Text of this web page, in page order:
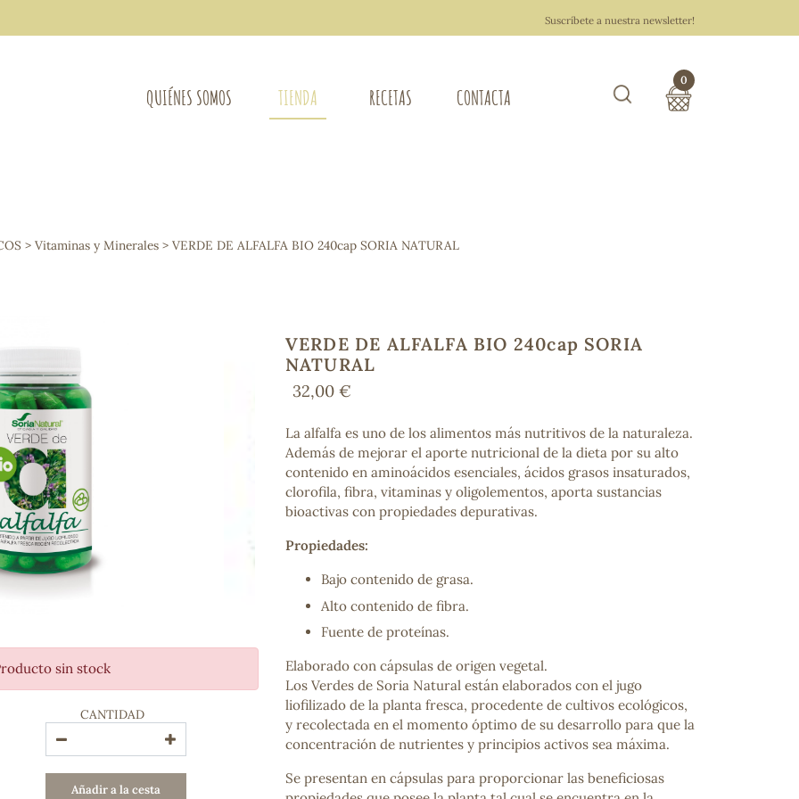
Suscríbete a nuestra newsletter!
QUIÉNES SOMOS TIENDA
Osteo-articular
Mujer
Extracto de plantas
Ácidos Grasos
Depurativos
Bienestar emocional
Jalea Real
Memoria
Hierro
Deporte
Digestivos
Circulatorio, colesterol y glucosa
Superalimentos
Proteína
COSMÉTICA E HIGIENE PERSONAL
Cremas, lociones y aceites corporales
Hombre
Higiene personal
Labiales
Aceites esenciales y aromaterapia
Aceites vegetales
RECETAS CONTACTA
0
> Vitaminas y Minerales > VERDE DE ALFALFA BIO 240cap SORIA NATURAL
sin stock
CANTIDAD
Añadir a la cesta
VERDE DE ALFALFA BIO 240cap SORIA
NATURAL
32,00 €
La alfalfa es uno de los alimentos más nutritivos de la naturaleza.
Además de mejorar el aporte nutricional de la dieta por su alto
contenido en aminoácidos esenciales, ácidos grasos insaturados,
clorofila, fibra, vitaminas y oligolementos, aporta sustancias
bioactivas con propiedades depurativas.
Propiedades:
Bajo contenido de grasa.
Alto contenido de fibra.
Fuente de proteínas.
Elaborado con cápsulas de origen vegetal.
Los Verdes de Soria Natural están elaborados con el jugo
liofilizado de la planta fresca, procedente de cultivos ecológicos,
y recolectada en el momento óptimo de su desarrollo para que la
concentración de nutrientes y principios activos sea máxima.
Se presentan en cápsulas para proporcionar las beneficiosas